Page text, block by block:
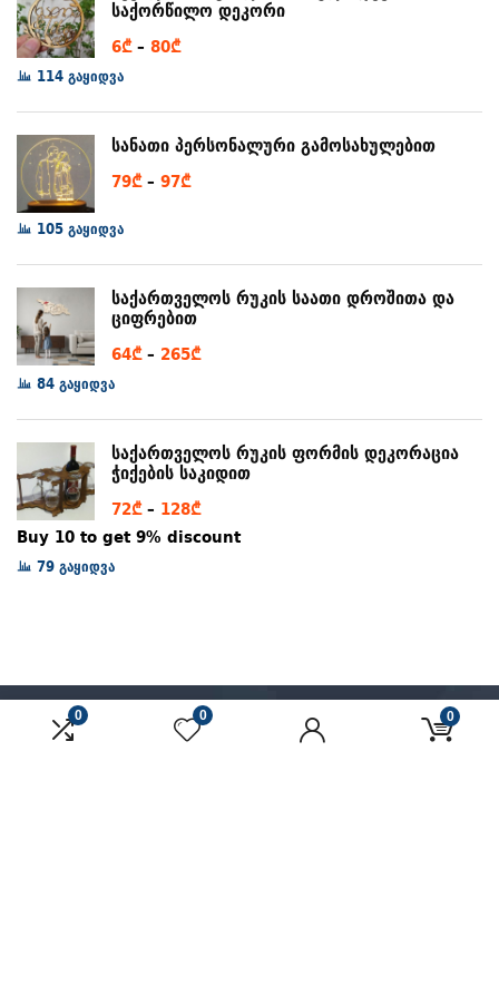
0 0 0
საქორწილო დეკორი
6₾ – 80₾Price
80₾
114 გაყიდვა
სანათი პერსონალური გამოსახულებით
79₾ – 97₾Price
through
97₾
105 გაყიდვა
საქართველოს რუკის საათი დროშითა და
ციფრებით
64₾ – 265₾Price
265₾
84 გაყიდვა
საქართველოს რუკის ფორმის დეკორაცია
ჭიქების საკიდით
72₾ – 128₾Price
range:
Buy 10 to get 9% discount
79 გაყიდვა
მოხმარების წესები